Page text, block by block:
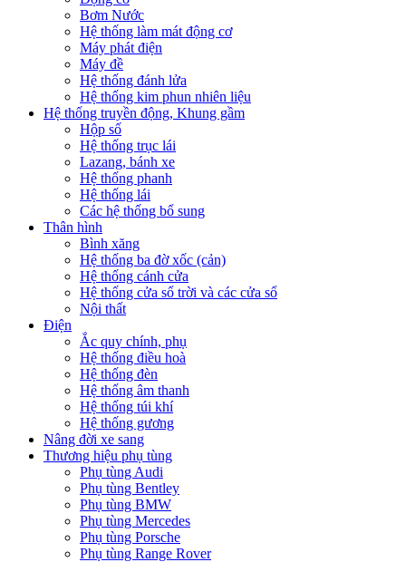
Bơm Nước
Hệ thống làm mát động cơ
Máy phát điện
Máy đề
Hệ thống đánh lửa
Hệ thống kim phun nhiên liệu
Hệ thống truyền động, Khung gầm
Hộp số
Hệ thống trục lái
Lazang, bánh xe
Hệ thống phanh
Hệ thống lái
Các hệ thống bổ sung
Thân hình
Bình xăng
Hệ thống ba đờ xốc (cản)
Hệ thống cánh cửa
Hệ thống cửa sổ trời và các cửa sổ
Nội thất
Điện
Ắc quy chính, phụ
Hệ thống điều hoà
Hệ thống đèn
Hệ thống âm thanh
Hệ thống túi khí
Hệ thống gương
Nâng đời xe sang
Thương hiệu phụ tùng
Phụ tùng Audi
Phụ tùng Bentley
Phụ tùng BMW
Phụ tùng Mercedes
Phụ tùng Porsche
Phụ tùng Range Rover